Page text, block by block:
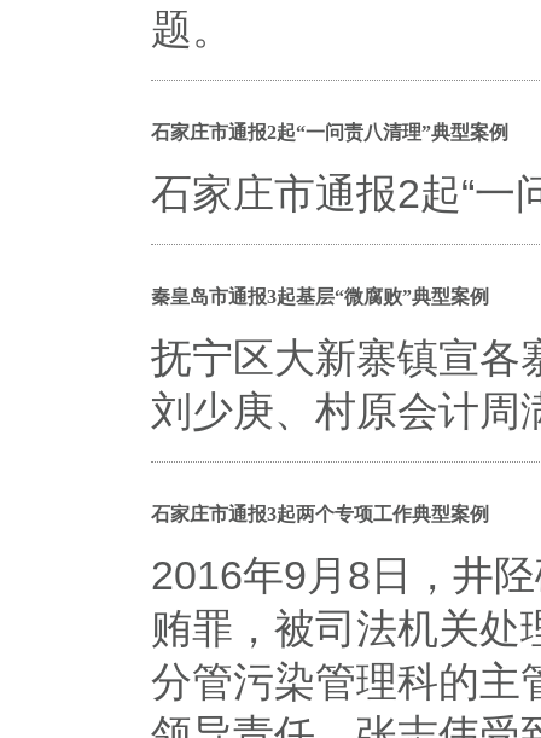
题。
石家庄市通报2起“一问责八清理”典型案例
石家庄市通报2起“一
秦皇岛市通报3起基层“微腐败”典型案例
抚宁区大新寨镇宣各
刘少庚、村原会计周
石家庄市通报3起两个专项工作典型案例
2016年9月8日，井
贿罪，被司法机关处
分管污染管理科的主